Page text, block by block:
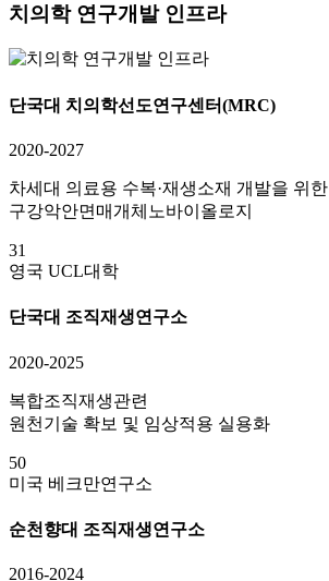
치의학 연구개발 인프라
단국대 치의학선도연구센터(MRC)
2020-2027
차세대 의료용 수복·재생소재 개발을 위한
구강악안면매개체노바이올로지
31
영국 UCL대학
단국대 조직재생연구소
2020-2025
복합조직재생관련
원천기술 확보 및 임상적용 실용화
50
미국 베크만연구소
순천향대 조직재생연구소
2016-2024